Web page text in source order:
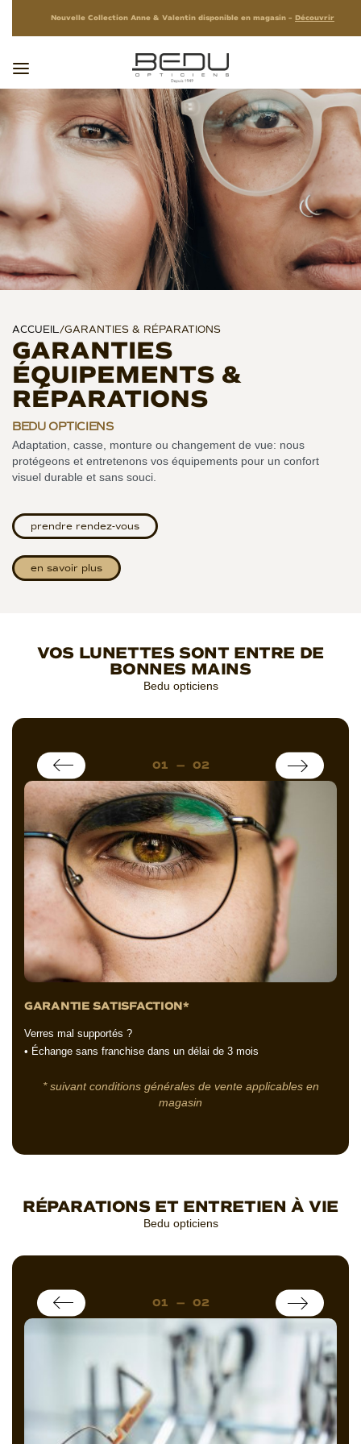
Nouvelle Collection Anne & Valentin disponible en magasin – Découvrir
ACCUEIL/GARANTIES & RÉPARATIONS
GARANTIES
ÉQUIPEMENTS &
RÉPARATIONS
BEDU OPTICIENS
Adaptation, casse, monture ou changement de vue: nous
protégeons et entretenons vos équipements pour un confort
visuel durable et sans souci.
prendre rendez-vous
en savoir plus
VOS LUNETTES SONT ENTRE DE
BONNES MAINS
Bedu opticiens
01 — 02
GARANTIE SATISFACTION*
Verres mal supportés ?
• Échange sans franchise dans un délai de 3 mois
*suivant conditions générales de vente applicables en
magasin
RÉPARATIONS ET ENTRETIEN À VIE
Bedu opticiens
01 — 02